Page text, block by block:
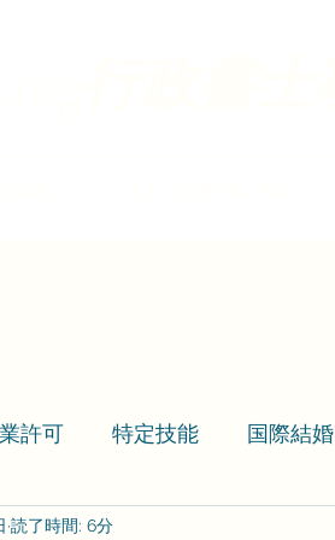
許可 特定技能 国際結婚
読了時間: 6分